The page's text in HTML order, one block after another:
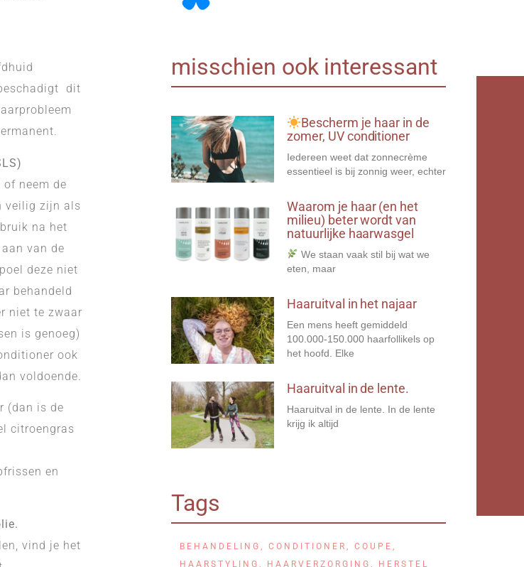
dit
neem de
veilig zijn als
na het
van de
deze niet
behandeld
niet te zwaar
is genoeg)
ook
voldoende.
(dan is de
citroengras
en
vind je het
misschien ook interessant
Bescherm je haar in de
zomer, UV conditioner
Iedereen weet dat zonnecrème
essentieel is bij zonnig weer, echter
Waarom je haar (en het
milieu) beter wordt van
natuurlijke haarwasgel
We staan vaak stil bij wat we
eten, maar
Haaruitval in het najaar
Een mens heeft gemiddeld
100.000-150.000 haarfollikels op
het hoofd. Elke
Haaruitval in de lente.
Haaruitval in de lente. In de lente
krijg ik altijd
Tags
BEHANDELING , CONDITIONER , COUPE ,
HAARSTYLING , HAARVERZORGING ,
HERSTEL